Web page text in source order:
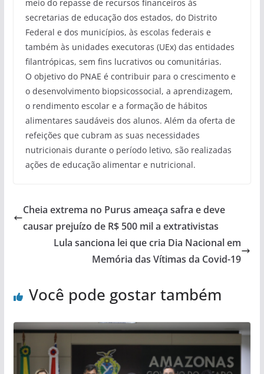
meio do repasse de recursos financeiros às
secretarias de educação dos estados, do Distrito
Federal e dos municípios, às escolas federais e
também às unidades executoras (UEx) das entidades
filantrópicas, sem fins lucrativos ou comunitárias.
O objetivo do PNAE é contribuir para o crescimento e
o desenvolvimento biopsicossocial, a aprendizagem,
o rendimento escolar e a formação de hábitos
alimentares saudáveis dos alunos. Além da oferta de
refeições que cubram as suas necessidades
nutricionais durante o período letivo, são realizadas
ações de educação alimentar e nutricional.
Cheia extrema no Purus ameaça safra e deve
causar prejuízo de R$ 500 mil a extrativistas
Lula sanciona lei que cria Dia Nacional em
Memória das Vítimas da Covid-19
Você pode gostar também